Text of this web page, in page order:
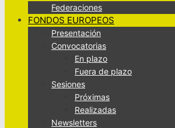
Federaciones
FONDOS EUROPEOS
Presentación
Convocatorias
En plazo
Fuera de plazo
Sesiones
Próximas
Realizadas
Newsletters